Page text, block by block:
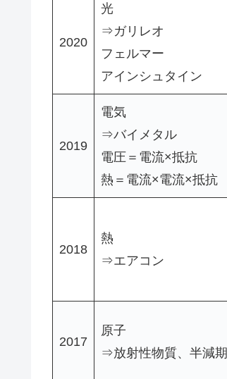
2020
光
⇒ガリレオ
フェルマー
アインシュタイン
2019
電気
⇒バイメタル
電圧＝電流×抵抗
熱＝電流×電流×抵抗
2018
熱
⇒エアコン
2017
原子
⇒放射性物質、半減期